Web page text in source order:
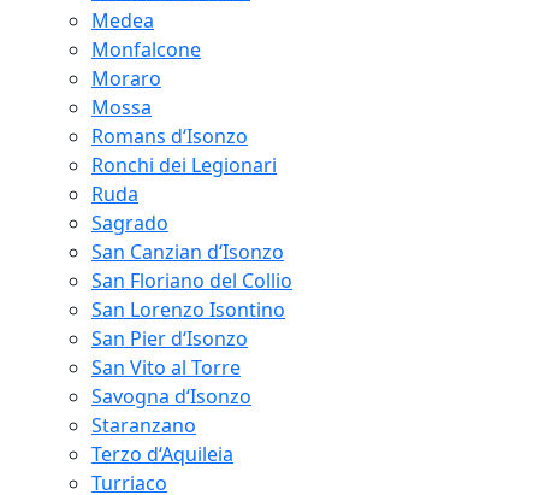
Medea
Monfalcone
Moraro
Mossa
Romans d‘Isonzo
Ronchi dei Legionari
Ruda
Sagrado
San Canzian d‘Isonzo
San Floriano del Collio
San Lorenzo Isontino
San Pier d‘Isonzo
San Vito al Torre
Savogna d‘Isonzo
Staranzano
Terzo d‘Aquileia
Turriaco